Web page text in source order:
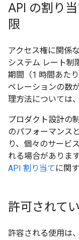
API の割り
限
アクセス権に関係
システム レート制
期間（1 時間あた
ペレーションの数
理方法については、
プロダクト設計の
のパフォーマンス
り、個々のサービ
れる場合がありま
API 割り当て に関
許可されて
許容される使用は